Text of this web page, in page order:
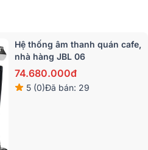
Hệ thống âm thanh quán cafe,
nhà hàng JBL 06
74.680.000đ
5 (0)Đã bán: 29